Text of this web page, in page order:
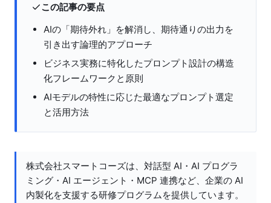
この記事の要点
AIの「期待外れ」を解消し、期待通りの出力を
引き出す論理的アプローチ
ビジネス実務に特化したプロンプト設計の構造
化フレームワークと原則
AIモデルの特性に応じた最適なプロンプト選定
と活用方法
株式会社スマートコーズは、対話型 AI・AI プログラ
ミング・AI エージェント・MCP 連携など、企業の AI
内製化を支援する研修プログラムを提供しています。